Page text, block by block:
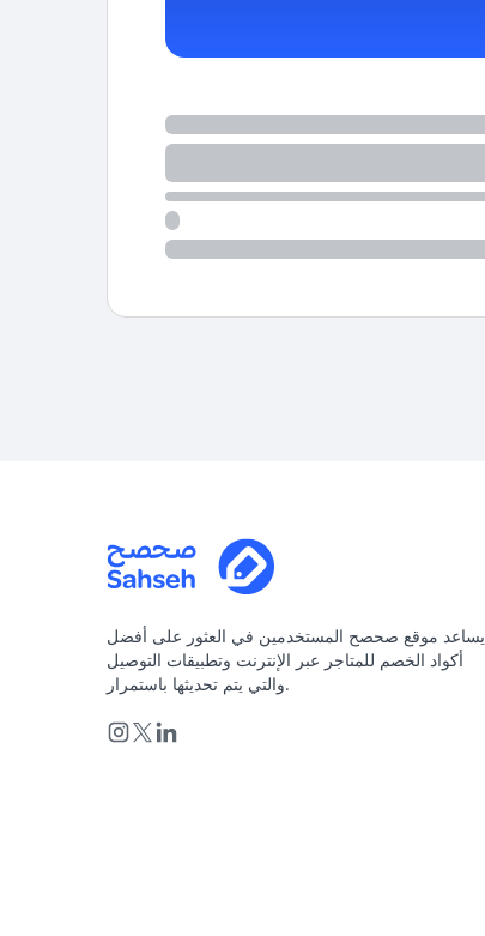
يساعد موقع صحصح المستخدمين في العثور على أفضل
أكواد الخصم للمتاجر عبر الإنترنت وتطبيقات التوصيل
والتي يتم تحديثها باستمرار.